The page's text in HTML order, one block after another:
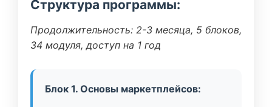
Структура программы:
Продолжительность: 2-3 месяца, 5 блоков,
34 модуля, доступ на 1 год
Блок 1. Основы маркетплейсов: